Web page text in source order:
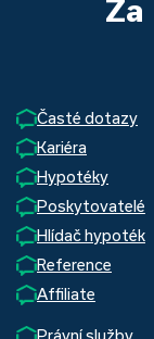
Za
Časté dotazy
Kariéra
Hypotéky
Poskytovatelé
Hlídač hypoték
Reference
Affiliate